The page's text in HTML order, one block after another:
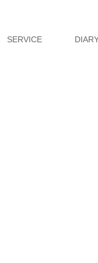
SERVICE